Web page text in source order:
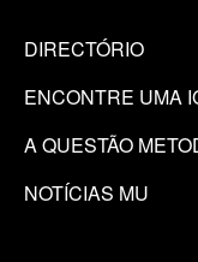
DIRECTÓRIO
ENCONTRE UMA
A QUESTÃO
NOTÍCIAS MU